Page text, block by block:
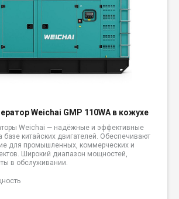
Weichai GMP 110WA в кожухе
Weichai — надёжные и эффективные
базе китайских двигателей. Обеспечивают
для промышленных, коммерческих и
Широкий диапазон мощностей,
в обслуживании.